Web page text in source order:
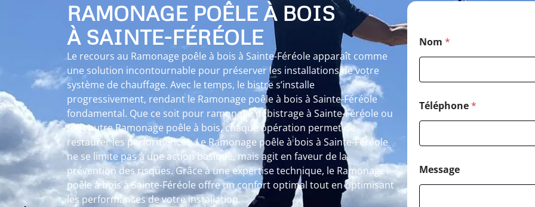
RAMONAGE POÊLE À BOIS
À SAINTE-FÉRÉOLE
Le recours au Ramonage poêle à bois à Sainte-Féréole apparaît comme
une solution incontournable pour préserver les installations de votre
système de chauffage. Avec le temps, le bistre s’installe
progressivement, rendant le Ramonage poêle à bois à Sainte-Féréole
fondamental. Que ce soit pour ramonage débistrage à Sainte-Féréole ou
tout autre Ramonage poêle à bois, chaque opération permet de
restaurer les performances. Le Ramonage poêle à bois à Sainte-Féréole
ne se limite pas à une action basique, mais agit en faveur de la
prévention des risques. Grâce à une expertise technique, le Ramonage
poêle à bois à Sainte-Féréole offre un confort optimal tout en optimisant
les performances de votre installation.
Nom *
Téléphone*
Message